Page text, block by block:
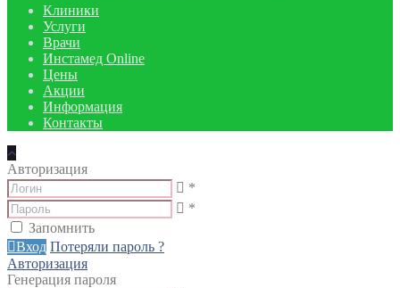
Клиники
Услуги
Врачи
Инстамед Online
Цены
Акции
Информация
Контакты
Авторизация
*
*
Запомнить
Вход Потеряли пароль ?
Авторизация
Генерация пароля